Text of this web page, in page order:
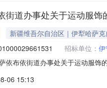
街道办事处关于运动服
新疆维吾尔自治区｜伊犁哈萨
招标单位：
依布依街道办事处关于运动服饰
划编码:654002项目所在行政区
06 15:13